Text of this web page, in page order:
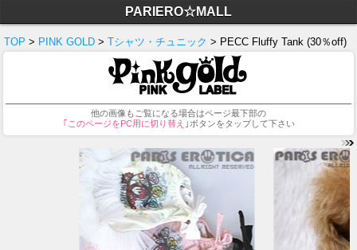
PARIERO☆MALL
TOP > PINK GOLD > Tシャツ・チュニック > PECC Fluffy Tank (30％off)
他の画像もご覧になる場合はページ最下部の
｢このページをPC用に切り替え｣ ボタンをタップして下さい